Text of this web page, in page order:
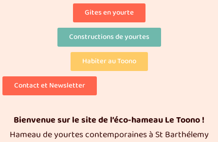
Gites en yourte
Constructions de yourtes
Habiter au Toono
Contact et Newsletter
Bienvenue sur le site de l’éco-hameau Le Toono !
Hameau de yourtes contemporaines à St Barthélemy